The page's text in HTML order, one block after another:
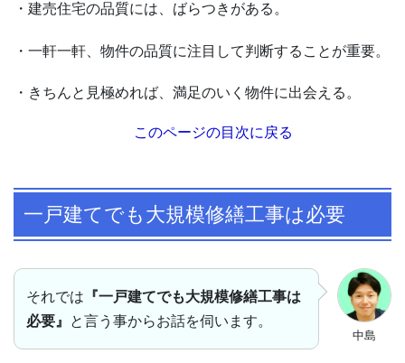
・建売住宅の品質には、ばらつきがある。
・一軒一軒、物件の品質に注目して判断することが重要。
・きちんと見極めれば、満足のいく物件に出会える。
このページの目次に戻る
一戸建てでも大規模修繕工事は必要
中島
それでは 『一戸建てでも大規模修繕工事は
必要』
と言う事からお話を伺います。